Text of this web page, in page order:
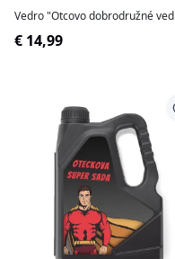
Vedro "Otcovo dobrodružné
€ 14,99